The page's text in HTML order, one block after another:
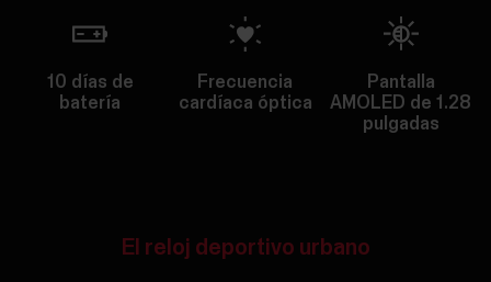
10 días de
batería
Frecuencia
cardíaca óptica
Pantalla
AMOLED de 1.28
pulgadas
El reloj deportivo urbano